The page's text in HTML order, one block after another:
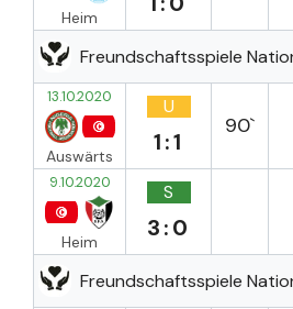
Heim
Freundschaftsspiele
13.10.2020
Auswärts
U
1:1
90`
9.10.2020
Heim
S
3:0
Freundschaftsspiele